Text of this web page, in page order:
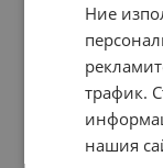
Ние
трафик.
нашия